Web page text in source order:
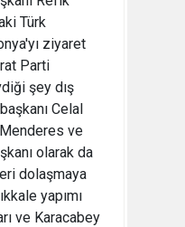
Türk
ziyaret
Parti
şey dış
Celal
ve
olarak da
dolaşmaya
yapımı
ve Karacabey